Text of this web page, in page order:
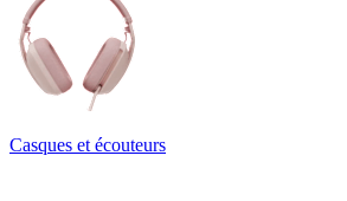
Casques et écouteurs